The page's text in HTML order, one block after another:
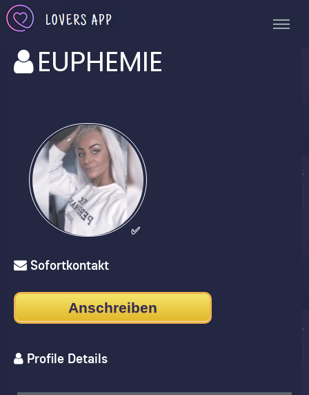
EUPHEMIE
✅
Sofortkontakt
Anschreiben
Profile Details